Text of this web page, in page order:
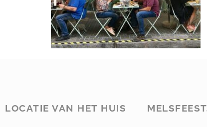
LOCATIE VAN HET HUIS